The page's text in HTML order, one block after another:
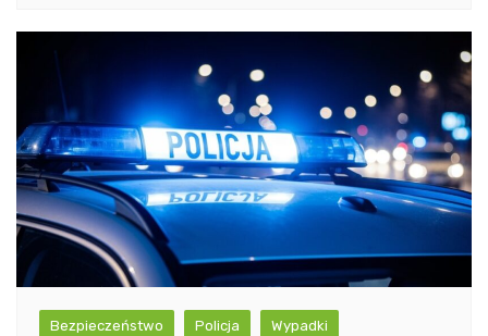
Bezpieczeństwo Policja Wypadki